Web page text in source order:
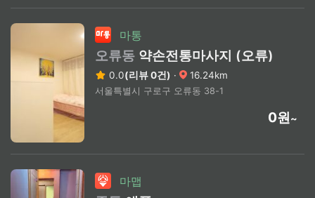
마통
오류동 약손전통마사지 (오류)
0.0(리뷰 0건) · 16.24km
서울특별시 구로구 오류동 38-1
0원~
마맵